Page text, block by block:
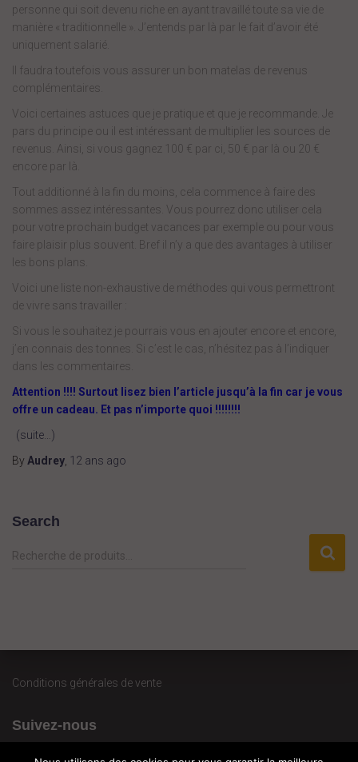
personne qui soit devenu riche en ayant travaillé toute sa vie de
manière « traditionnelle ». J’entends par là par le fait d’avoir été
uniquement salarié.
Il faudra toutefois vous assurer un bon matelas de revenus
complémentaires.
Voici certaines astuces que je pratique et que je recommande. Je
pars du principe ou il est intéressant de multiplier les sources de
revenus. Ainsi, si vous gagnez 100 € par ci, 50 € par là ou 20 €
encore par là.
Tout additionné à la fin du moins, cela commence à faire des
sommes assez intéressantes. Vous pourrez donc utiliser cela
pour votre prochain budget vacances par exemple ou pour vous
faire plaisir plus souvent. Bref il n’y a que des avantages à utiliser
les bons plans.
Voici une liste non-exhaustive de méthodes qui vous permettront
de vivre sans travailler :
Si vous le souhaitez je pourrais vous en ajouter encore et encore,
j’en connais des tonnes. Si c’est le cas, n’hésitez pas à l’indiquer
dans les commentaires.
Attention !!!! Surtout lisez bien l’article jusqu’à la fin car je vous
offre un cadeau. Et pas n’importe quoi !!!!!!!!
(suite…)
By Audrey, 12 ans ago
Search
R
e
o
u
Recherche de produits…
Conditions générales de vente
Suivez-nous